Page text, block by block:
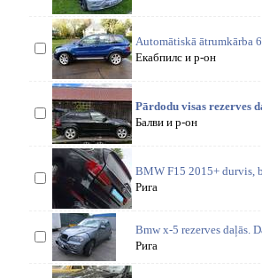
Automātiskā ātrumkārba
Екабпилс и р-он
Pārdodu visas rezerves
Балви и р-он
BMW F15 2015+ durvis,
Рига
Bmw x-5 rezerves daļās.
Рига